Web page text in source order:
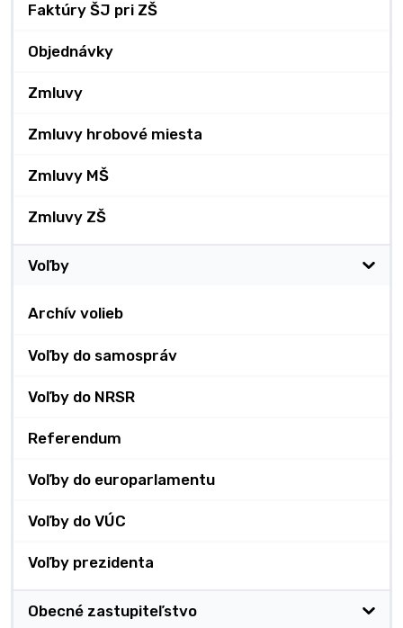
Faktúry ŠJ pri ZŠ
Objednávky
Zmluvy
Zmluvy hrobové miesta
Zmluvy MŠ
Zmluvy ZŠ
Voľby
Archív volieb
Voľby do samospráv
Voľby do NRSR
Referendum
Voľby do europarlamentu
Voľby do VÚC
Voľby prezidenta
Obecné zastupiteľstvo